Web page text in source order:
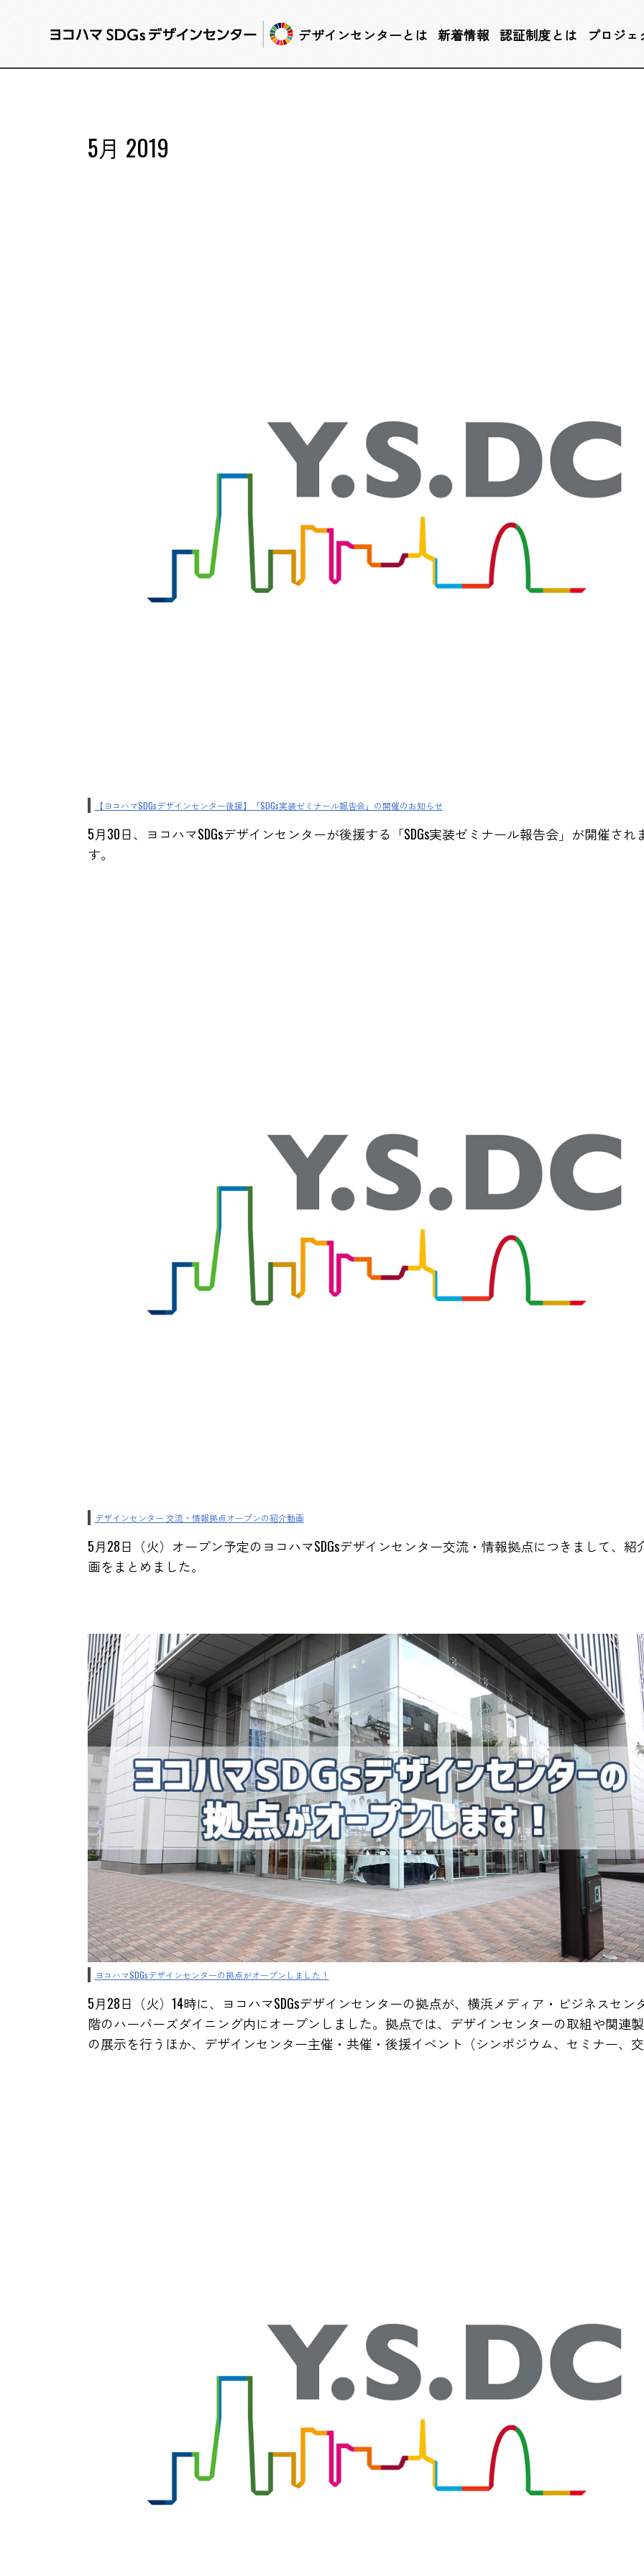
デザインセンターとは 新着情報 認証制度とは プロジェ
5月 2019
【ヨコハマSDGsデザインセンター後援】「SDGs実装ゼミナール報告会」の開催のお知らせ
5月30日、ヨコハマSDGsデザインセンターが後援する「SDGs実装ゼミナール報告会」が開催され
す。
デザインセンター 交流・情報拠点オープンの紹介動画
5月28日（火）オープン予定のヨコハマSDGsデザインセンター交流・情報拠点につきまして、紹
画をまとめました。
ヨコハマSDGsデザインセンターの拠点がオープンしました！
5月28日（火）14時に、ヨコハマSDGsデザインセンターの拠点が、横浜メディア・ビジネスセン
階のハーバーズダイニング内にオープンしました。拠点では、デザインセンターの取組や関連
の展示を行うほか、デザインセンター主催・共催・後援イベント（シンポジウム、セミナー、